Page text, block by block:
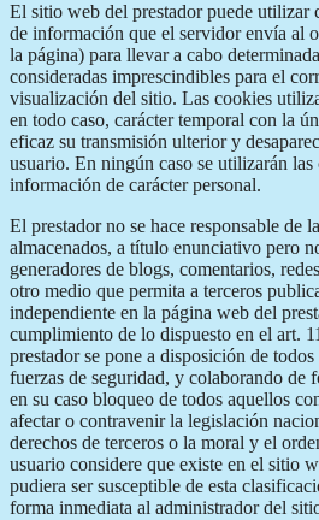
El sitio web del prestador puede utilizar
de información que el servidor envía al
la página) para llevar a cabo
consideradas imprescindibles para el
visualización del sitio. Las cookies
en todo caso, carácter temporal con la
eficaz su transmisión ulterior y
usuario. En ningún caso se utilizarán las
información de carácter personal.
El prestador no se hace responsable de
almacenados, a título enunciativo pero
generadores de blogs, comentarios,
otro medio que permita a terceros
independiente en la página web del
cumplimiento de lo dispuesto en el art.
prestador se pone a disposición de
fuerzas de seguridad, y colaborando de
en su caso bloqueo de todos aquellos
afectar o contravenir la legislación
derechos de terceros o la moral y el
usuario considere que existe en el sitio
pudiera ser susceptible de esta
forma inmediata al administrador del